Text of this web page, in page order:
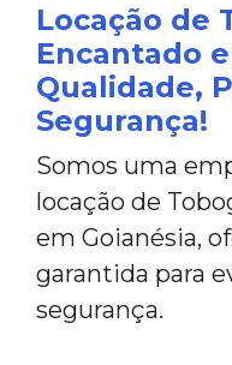
Locação de
Encantado
Qualidade,
Segurança!
Somos uma
locação de
em Goianésia,
garantida para
segurança.